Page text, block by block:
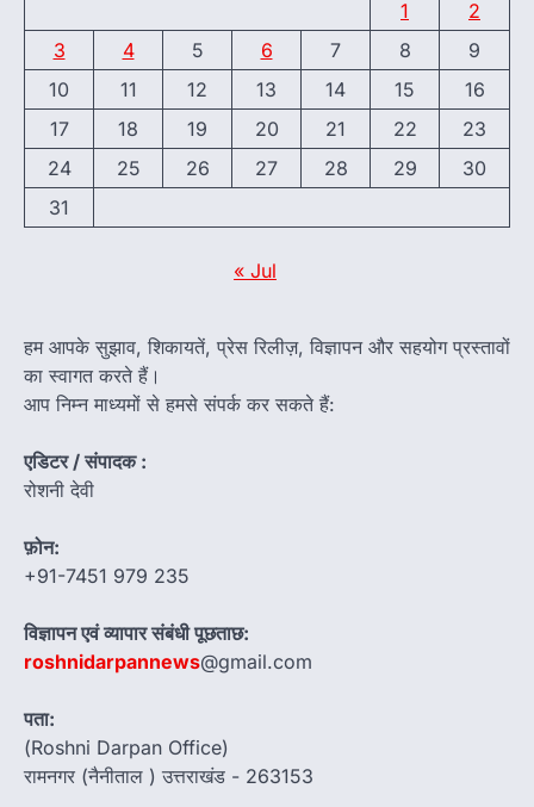
1
2
3
4 5 6 7 8
9
10
11 12 13 14 15
16
17
18 19 20 21 22
23
24
25 26 27 28 29
30
31
« Jul
हम आपके सुझाव, शिकायतें, प्रेस रिलीज़, विज्ञापन और सहयोग प्रस्तावों
का स्वागत करते हैं।
आप निम्न माध्यमों से हमसे संपर्क कर सकते हैं:
एडिटर / संपादक :
रोशनी देवी
फ़ोन:
+91-7451 979 235
विज्ञापन एवं व्यापार संबंधी पूछताछ:
roshnidarpannews@gmail.com
पता:
(Roshni Darpan Office)
रामनगर (नैनीताल ) उत्तराखंड - 263153